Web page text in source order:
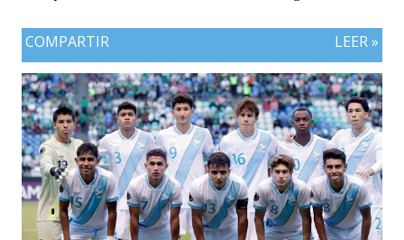
COMPARTIR LEER »